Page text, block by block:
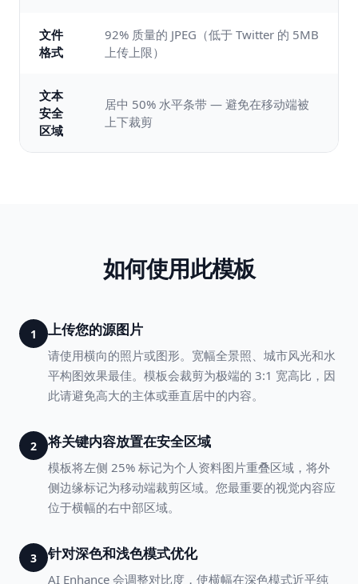
文件
格式
92% 质量的 JPEG（低于 Twitter 的 5MB
上传上限）
文本
安全
区域
居中 50% 水平条带 — 避免在移动端被
上下裁剪
如何使用此模板
1 上传您的源图片
请使用横向的照片或图形。宽幅全景照、城市风光和水
平构图效果最佳。模板会裁剪为极端的 3:1 宽高比，因
此请避免高大的主体或垂直居中的内容。
2 将关键内容放置在安全区域
模板将左侧 25% 标记为个人资料图片重叠区域，将外
侧边缘标记为移动端裁剪区域。您最重要的视觉内容应
位于横幅的右中部区域。
3 针对深色和浅色模式优化
AI Enhance 会调整对比度，使横幅在深色模式近乎纯